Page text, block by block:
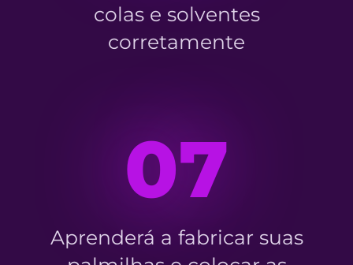
colas e solventes
corretamente
07
Aprenderá a fabricar suas